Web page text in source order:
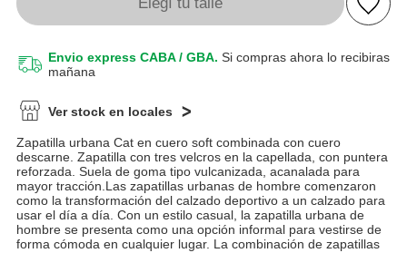
Envio express CABA / GBA. Si compras ahora lo recibiras
mañana
Ver stock en locales
Zapatilla urbana Cat en cuero soft combinada con cuero
descarne. Zapatilla con tres velcros en la capellada, con puntera
reforzada. Suela de goma tipo vulcanizada, acanalada para
mayor tracción.Las zapatillas urbanas de hombre comenzaron
como la transformación del calzado deportivo a un calzado para
usar el día a día. Con un estilo casual, la zapatilla urbana de
hombre se presenta como una opción informal para vestirse de
forma cómoda en cualquier lugar. La combinación de zapatillas